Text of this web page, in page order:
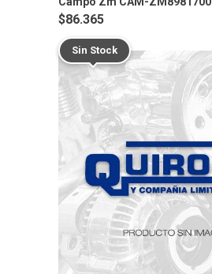
$86.365
Sin Stock